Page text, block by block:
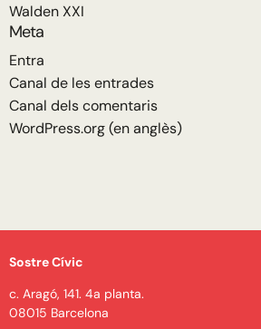
Walden XXI
Meta
Entra
Canal de les entrades
Canal dels comentaris
WordPress.org (en anglès)
Sostre Cívic
c. Aragó, 141. 4a planta.
08015 Barcelona